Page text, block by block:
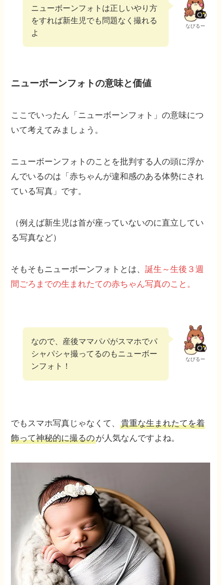
なびるー
ニューボーンフォトは正しいやり方
をすれば新生児でも問題なく撮れる
よ
ニューボーンフォトの意味と価値
ここでいったん「ニューボーンフォト」の意味につ
いて考えてみましょう。
ニューボーンフォトのことを批判する人の頭に浮か
んでいるのは「赤ちゃんが違和感のある体勢にされ
ている写真」です。
（例えば新生児は首が座っていないのに直立してい
る写真など）
そもそもニューボーンフォトとは、誕生～生後３週
間ごろまでの生まれたての赤ちゃん写真のこと。
なびるー
なので、産後ママパパがスマホでパ
シャパシャ撮ってるのもニューボー
ンフォト！
でもスマホ写真じゃなくて、貴重な生まれたてを着
飾って神秘的に撮るのが人気なんですよね。